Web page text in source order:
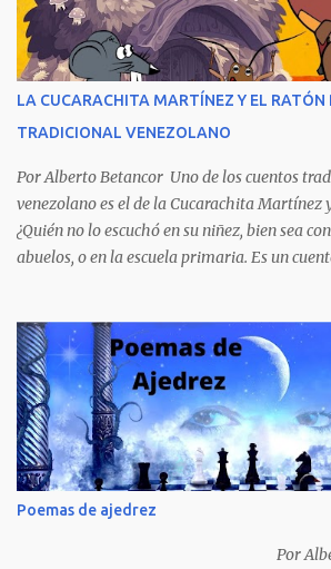
extraordinario contenido y detalla,
personajes, cuatro crímenes que
venezolana y cuyos presuntos autores
tener la policía pruebas e indicios suficientes
porque refleja los males del poder judicial y
venezolana, tráfico...
LA CUCARACHITA MARTÍNEZ Y EL RATÓN
TRADICIONAL VENEZOLANO
Por Alberto Betancor Uno de los cuentos
venezolano es el de la Cucarachita Martínez
¿Quién no lo escuchó en su niñez, bien sea
abuelos, o en la escuela primaria. Es un
hablaban, hace mucho, mucho tiempo, una
Martínez que estaba barriendo el zaguán
cuando vio algo que brillaba, se sorprendió
que veían sus ojos, era un mediecito
La recogió y se preguntó de quien sería, pero
nadie se la guardó en el bolsillo y siguió
podría comprar, pensó en comprar una casa,
porque ya tenía una casa, pensó en un carro
la idea porque no sabía manejar (conducir)
Poemas de ajedrez
Por Alberto